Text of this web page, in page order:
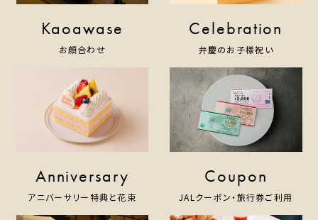
ウエディング
宴会・会議・パーティー
新着情報
One Harmony
Kaoawase
お顔合わせ
Celebration
弁慶のお子様祝い
Anniversary
アニバーサリー特典と花束
Coupon
JALクーポン・旅行券ご利用